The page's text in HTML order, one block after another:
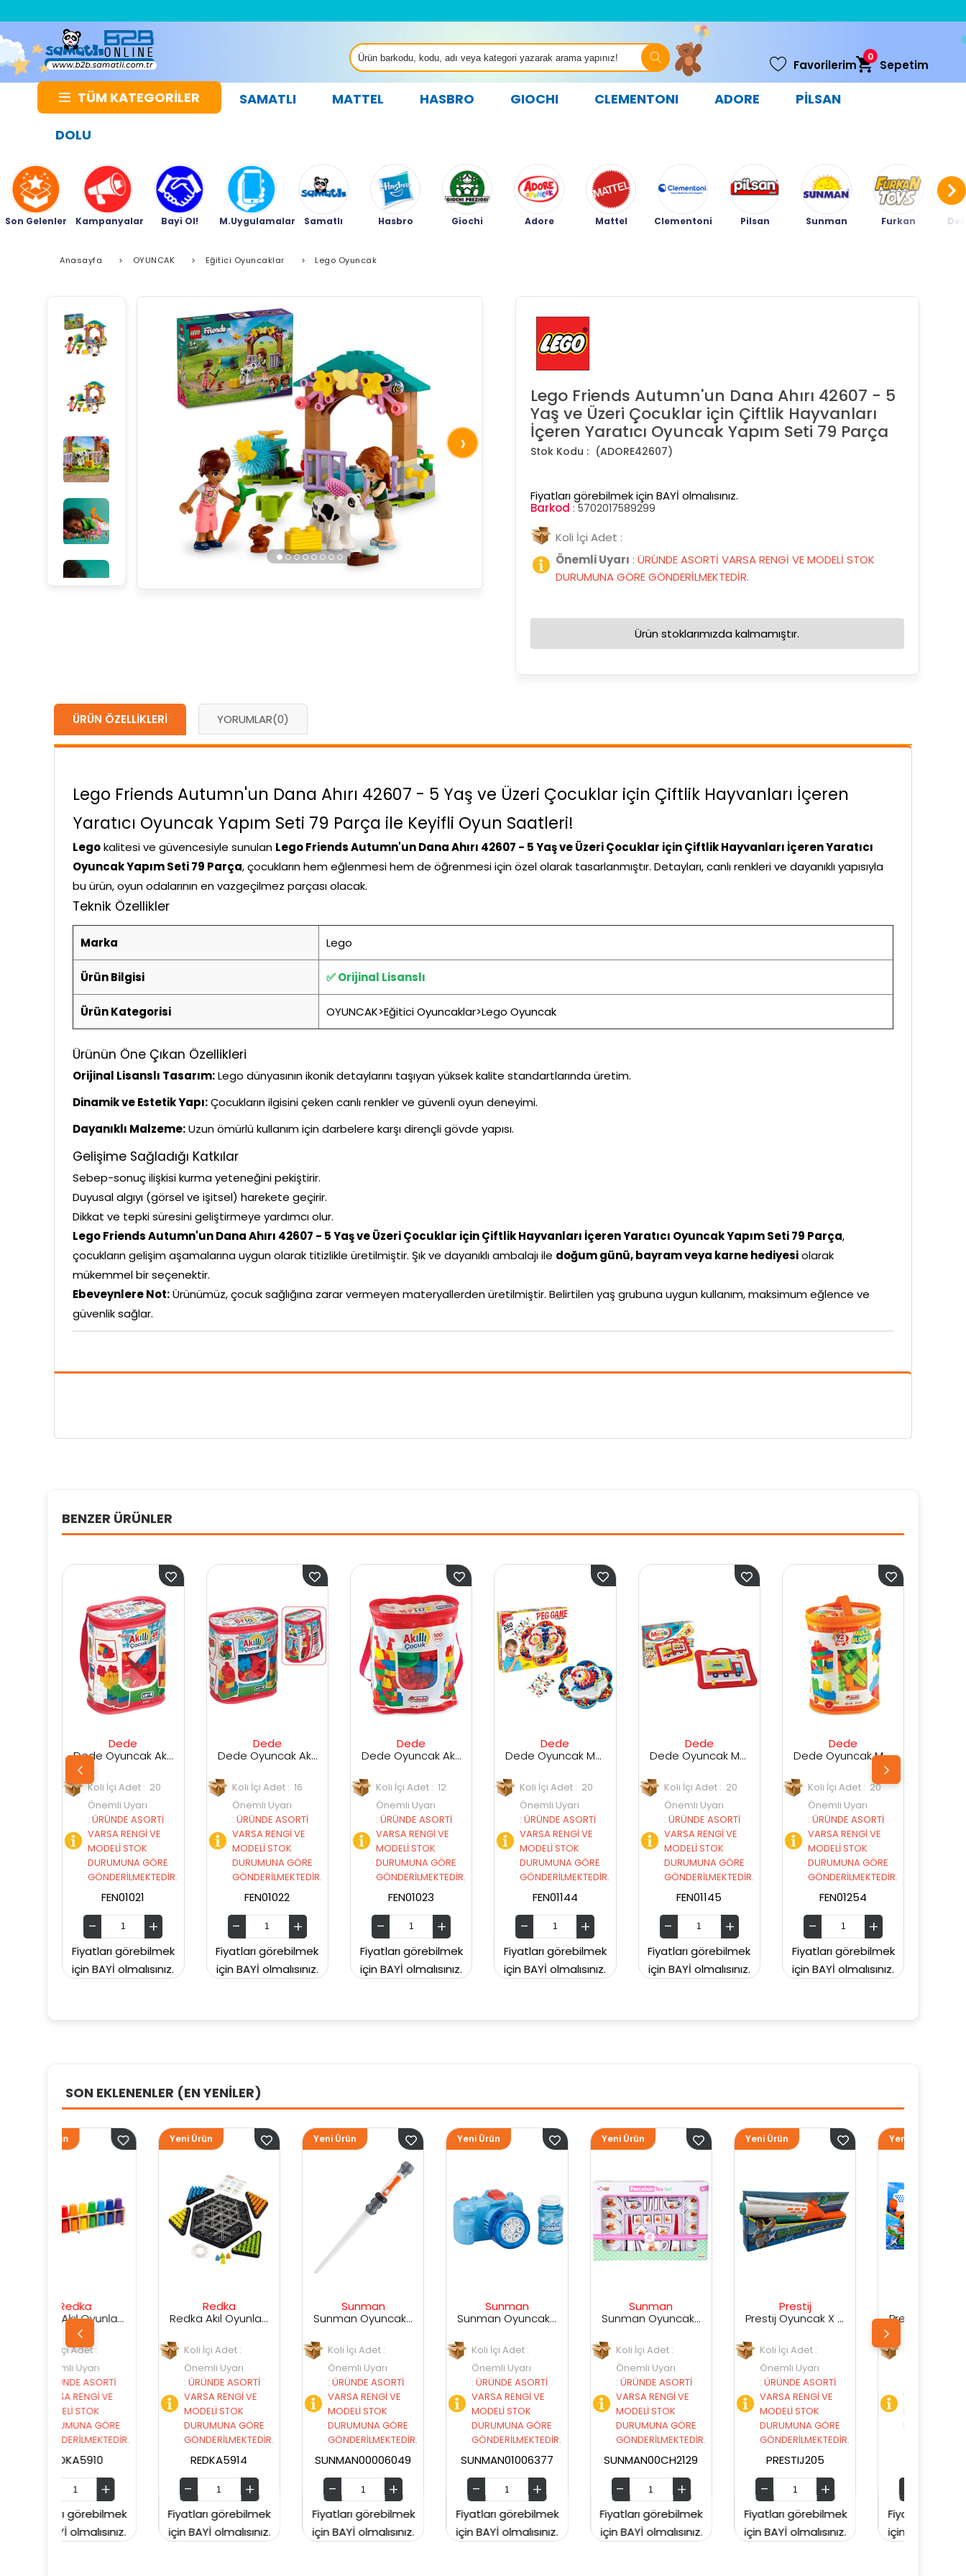
Sepetim
0
TÜM KATEGORİLER SAMATLI MATTEL HASBRO GIOCHI CLEMENTONI ADORE
PİLSAN
DOLU
Favorilerim
Son Gelenler Kampanyalar Bayi Ol! M.Uygulamalar Samatlı Hasbro Giochi Adore Mattel Clementoni Pilsan Sunman Furkan
Anasayfa > OYUNCAK > Eğitici Oyuncaklar > Lego Oyuncak
›
Lego Friends Autumn'un Dana Ahırı 42607 - 5
Yaş ve Üzeri Çocuklar için Çiftlik Hayvanları
İçeren Yaratıcı Oyuncak Yapım Seti 79 Parça
(ADORE42607)
Fiyatları görebilmek için BAYİ olmalısınız.
Barkod : 5702017589299
Koli İçi Adet :
Önemli Uyarı : ÜRÜNDE ASORTİ VARSA RENGİ VE MODELİ STOK
DURUMUNA GÖRE GÖNDERİLMEKTEDİR.
Ürün stoklarımızda kalmamıştır.
ÜRÜN ÖZELLIKLERI YORUMLAR(0)
Lego Friends Autumn'un Dana Ahırı 42607 - 5 Yaş ve Üzeri Çocuklar için Çiftlik Hayvanları İçeren
Yaratıcı Oyuncak Yapım Seti 79 Parça ile Keyifli Oyun Saatleri!
Legokalitesi ve güvencesiyle sunulan Lego Friends Autumn'un Dana Ahırı 42607 - 5 Yaş ve Üzeri Çocuklar için Çiftlik Hayvanları İçeren Yaratıcı
Oyuncak Yapım Seti 79 Parça, çocukların hem eğlenmesi hem de öğrenmesi için özel olarak tasarlanmıştır. Detayları, canlı renkleri ve dayanıklı yapısıyla
bu ürün, oyun odalarının en vazgeçilmez parçası olacak.
Teknik Özellikler
Marka Lego
Ürün Bilgisi ✅ Orijinal Lisanslı
Ürün Kategorisi OYUNCAK>Eğitici Oyuncaklar>Lego Oyuncak
Ürünün Öne Çıkan Özellikleri
Orijinal Lisanslı Tasarım:Lego dünyasının ikonik detaylarını taşıyan yüksek kalite standartlarında üretim.
Dinamik ve Estetik Yapı:Çocukların ilgisini çeken canlı renkler ve güvenli oyun deneyimi.
Dayanıklı Malzeme:Uzun ömürlü kullanım için darbelere karşı dirençli gövde yapısı.
Gelişime Sağladığı Katkılar
Sebep-sonuç ilişkisi kurma yeteneğini pekiştirir.
Duyusal algıyı (görsel ve işitsel) harekete geçirir.
Dikkat ve tepki süresini geliştirmeye yardımcı olur.
Lego Friends Autumn'un Dana Ahırı 42607 - 5 Yaş ve Üzeri Çocuklar için Çiftlik Hayvanları İçeren Yaratıcı Oyuncak Yapım Seti 79 Parça,
çocukların gelişim aşamalarına uygun olarak titizlikle üretilmiştir. Şık ve dayanıklı ambalajı ile doğum günü, bayram veya karne hediyesiolarak
mükemmel bir seçenektir.
Ebeveynlere Not:Ürünümüz, çocuk sağlığına zarar vermeyen materyallerden üretilmiştir. Belirtilen yaş grubuna uygun kullanım, maksimum eğlence ve
güvenlik sağlar.
BENZER ÜRÜNLER
Dede Oyuncak Akıllı Çocuk 40 Parça Lego Seti
Koli İçi Adet : 20
VARSA RENGİ VE
GÖNDERİLMEKTEDİR.
görebilmek
BAYİ olmalısınız.
Dede Oyuncak Akıllı Çocuk 60 Parça Lego Seti
Koli İçi Adet : 16
Önemli Uyarı
:ÜRÜNDE ASORTİ
VARSA RENGİ VE
MODELİ STOK
DURUMUNA GÖRE
GÖNDERİLMEKTEDİR.
Fiyatları görebilmek
için BAYİ olmalısınız.
Dede Oyuncak Akıllı Çocuk 100 Parça
Koli İçi Adet : 12
Önemli Uyarı
:ÜRÜNDE ASORTİ
VARSA RENGİ VE
MODELİ STOK
DURUMUNA GÖRE
GÖNDERİLMEKTEDİR.
Fiyatları görebilmek
için BAYİ olmalısınız.
Dede Oyuncak Mozaik Çivi Oyunu 260 Parça
Koli İçi Adet : 20
Önemli Uyarı
:ÜRÜNDE ASORTİ
VARSA RENGİ VE
MODELİ STOK
DURUMUNA GÖRE
GÖNDERİLMEKTEDİR.
Fiyatları görebilmek
için BAYİ olmalısınız.
Dede Oyuncak Mozaik Oyunu 280 Parça 1145
Koli İçi Adet : 20
Önemli Uyarı
:ÜRÜNDE ASORTİ
VARSA RENGİ VE
MODELİ STOK
DURUMUNA GÖRE
GÖNDERİLMEKTEDİR.
Fiyatları görebilmek
için BAYİ olmalısınız.
Dede Oyuncak Multi Blocks 92 Parça
Koli İçi Adet : 20
Önemli Uyarı
:ÜRÜNDE ASORTİ
VARSA RENGİ VE
MODELİ STOK
DURUMUNA GÖRE
GÖNDERİLMEKTEDİR.
Fiyatları görebilmek
için BAYİ olmalısınız.
Koli İçi Adet : 16
Önemli Uyarı
:ÜRÜNDE ASORTİ
VARSA RENGİ VE
MODELİ STOK
DURUMUNA GÖRE
GÖNDERİLMEKTEDİR.
Fiyatları görebilmek
için BAYİ olmalısınız.
SON EKLENENLER (EN YENİLER)
Redka Akıl Oyunları Strateji Üçgeni Oyunu
Önemli Uyarı
:ÜRÜNDE ASORTİ
VARSA RENGİ VE
MODELİ STOK
DURUMUNA GÖRE
GÖNDERİLMEKTEDİR.
Yeni Ürün
Fiyatları görebilmek
için BAYİ olmalısınız.
Sunman Oyuncak Sesli ve Işıklı Uzay Kılıcı
Koli İçi Adet :
:ÜRÜNDE ASORTİ
VARSA RENGİ VE
DURUMUNA GÖRE
GÖNDERİLMEKTEDİR.
SUNMAN00006049
Yeni Ürün
Fiyatları görebilmek
için BAYİ olmalısınız.
Sunman Oyuncak Kamera Temalı Balancuk Atan TAbanca
Koli İçi Adet :
:ÜRÜNDE ASORTİ
VARSA RENGİ VE
DURUMUNA GÖRE
GÖNDERİLMEKTEDİR.
SUNMAN01006377
Yeni Ürün
Fiyatları görebilmek
için BAYİ olmalısınız.
Sunman Oyuncak 29 Parça Porselen Seti
:ÜRÜNDE ASORTİ
VARSA RENGİ VE
DURUMUNA GÖRE
GÖNDERİLMEKTEDİR.
SUNMAN00CH2129
Yeni Ürün
Fiyatları görebilmek
için BAYİ olmalısınız.
Prestij Oyuncak X Shot Kutuda Su Silahı
Koli İçi Adet :
:ÜRÜNDE ASORTİ
VARSA RENGİ VE
DURUMUNA GÖRE
GÖNDERİLMEKTEDİR.
PRESTIJ205
Yeni Ürün
Fiyatları görebilmek
için BAYİ olmalısınız.
Prestij Oyuncak Kutulu Su Silahı
Koli İçi Adet :
:ÜRÜNDE ASORTİ
VARSA RENGİ VE
DURUMUNA GÖRE
GÖNDERİLMEKTEDİR.
Yeni Ürün
Fiyatları görebilmek
için BAYİ olmalısınız.